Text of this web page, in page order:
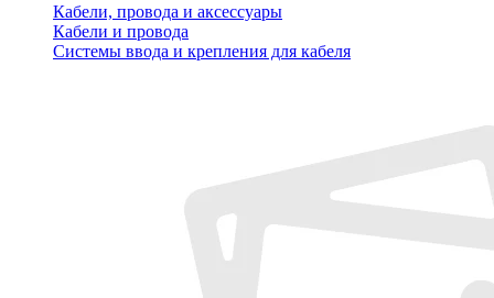
Кабели, провода и аксессуары
Кабели и провода
Системы ввода и крепления для кабеля